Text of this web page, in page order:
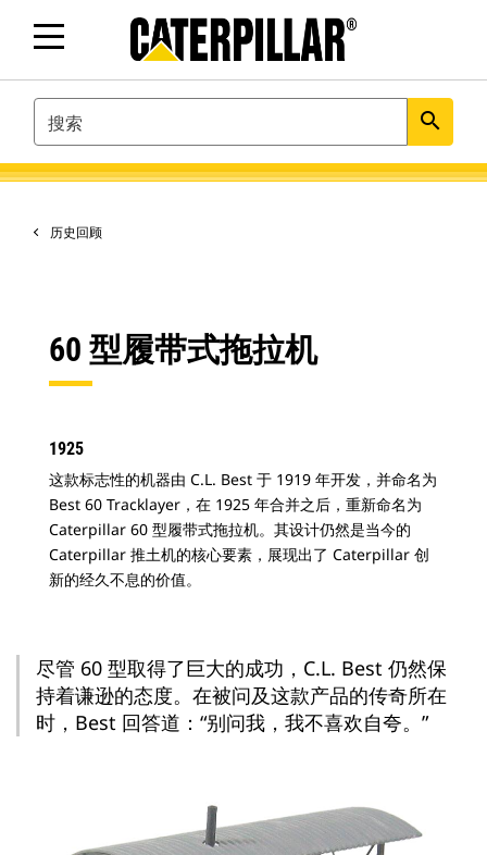
SEARCH search
历史回顾
60 型履带式拖拉机
1925
这款标志性的机器由 C.L. Best 于 1919 年开发，并命名为
Best 60 Tracklayer，在 1925 年合并之后，重新命名为
Caterpillar 60 型履带式拖拉机。其设计仍然是当今的
Caterpillar 推土机的核心要素，展现出了 Caterpillar 创
新的经久不息的价值。
尽管 60 型取得了巨大的成功，C.L. Best 仍然保
持着谦逊的态度。在被问及这款产品的传奇所在
时，Best 回答道：“别问我，我不喜欢自夸。”